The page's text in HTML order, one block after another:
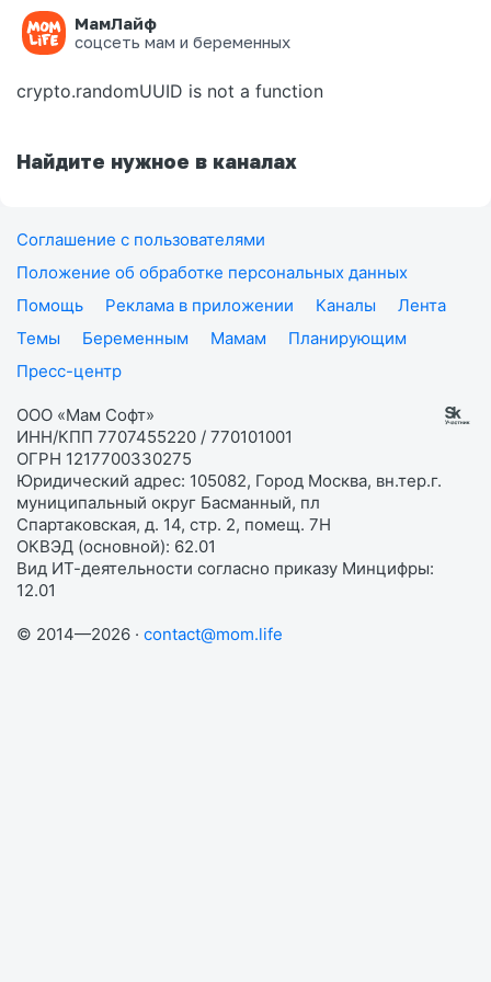
МамЛайф
соцсеть мам и беременных
Ошибка на странице
crypto.randomUUID is not a function
Найдите нужное в каналах
Соглашение с пользователями
Положение об обработке персональных данных
Помощь
Реклама в приложении Каналы
Лента
Темы
Беременным Мамам
Планирующим
Пресс-центр
ООО «Мам Софт»
ИНН/КПП 7707455220 / 770101001
ОГРН 1217700330275
Юридический адрес: 105082, Город Москва, вн.тер.г.
муниципальный округ Басманный, пл
Спартаковская, д. 14, стр. 2, помещ. 7Н
ОКВЭД (основной): 62.01
Вид ИТ-деятельности согласно приказу Минцифры:
12.01
© 2014—2026 · contact@mom.life